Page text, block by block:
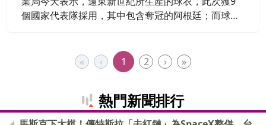
個國家代表隊採用，其中包含奪冠的阿根廷；而球員
«
‹ 1 2 › »
熱門新聞排行